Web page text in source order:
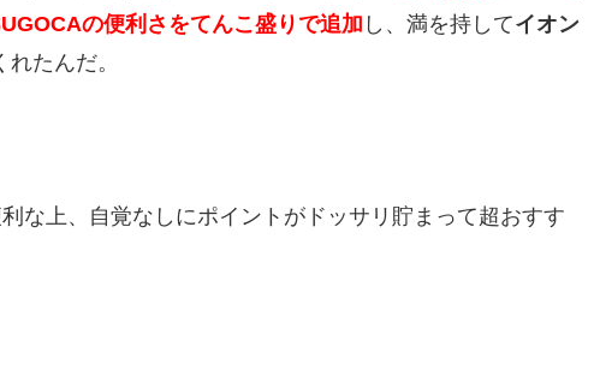
の便利さをてんこ盛りで追加 し、満を持してイオン
たんだ。
な上、自覚なしにポイントがドッサリ貯まって超おすす